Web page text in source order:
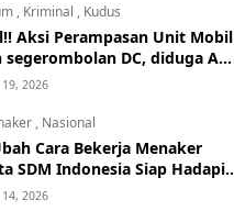
, Kriminal , Kudus
Aksi Perampasan Unit Mobil
segerombolan DC, diduga Ada
19, 2026
, Nasional
Cara Bekerja Menaker
SDM Indonesia Siap Hadapi
Kerja Baru
14, 2026